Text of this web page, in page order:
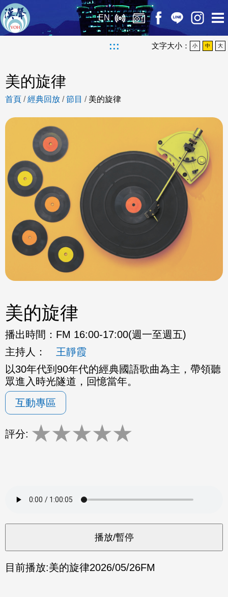
EN
::: 文字大小： 小 中 大
美的旋律
首頁 /經典回放 /節目 / 美的旋律
美的旋律
播出時間： FM 16:00-17:00(週一至週五)
主持人：
王靜霞
以30年代到90年代的經典國語歌曲為主，帶領聽
眾進入時光隧道，回憶當年。
互動專區
評分: ★★★★★
目前播放:美的旋律2026/05/26FM